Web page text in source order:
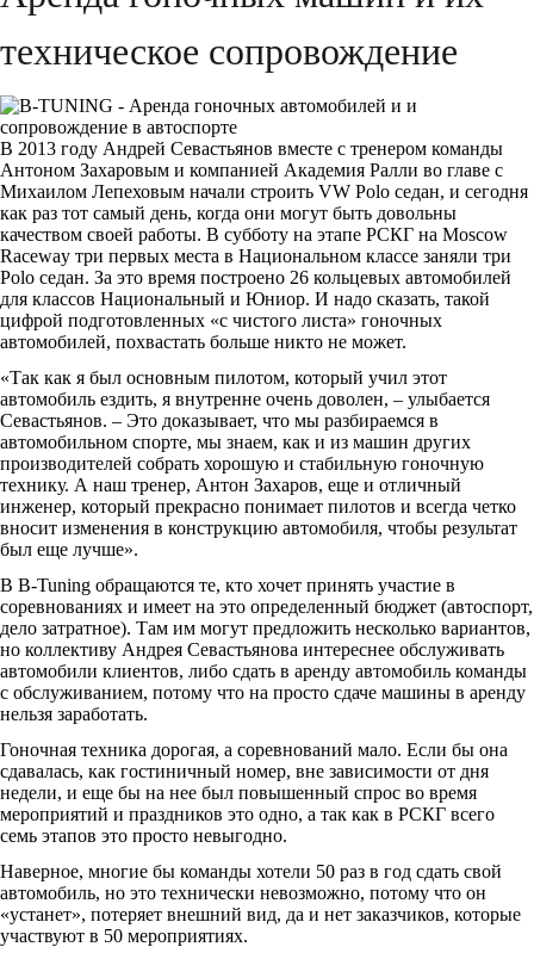
техническое сопровождение
В 2013 году Андрей Севастьянов вместе с тренером команды
Антоном Захаровым и компанией Академия Ралли во главе с
Михаилом Лепеховым начали строить VW Polo седан, и сегодня
как раз тот самый день, когда они могут быть довольны
качеством своей работы. В субботу на этапе РСКГ на Moscow
Raceway три первых места в Национальном классе заняли три
Polo седан. За это время построено 26 кольцевых автомобилей
для классов Национальный и Юниор. И надо сказать, такой
цифрой подготовленных «с чистого листа» гоночных
автомобилей, похвастать больше никто не может.
«Так как я был основным пилотом, который учил этот
автомобиль ездить, я внутренне очень доволен, – улыбается
Севастьянов. – Это доказывает, что мы разбираемся в
автомобильном спорте, мы знаем, как и из машин других
производителей собрать хорошую и стабильную гоночную
технику. А наш тренер, Антон Захаров, еще и отличный
инженер, который прекрасно понимает пилотов и всегда четко
вносит изменения в конструкцию автомобиля, чтобы результат
был еще лучше».
В B-Tuning обращаются те, кто хочет принять участие в
соревнованиях и имеет на это определенный бюджет (автоспорт,
дело затратное). Там им могут предложить несколько вариантов,
но коллективу Андрея Севастьянова интереснее обслуживать
автомобили клиентов, либо сдать в аренду автомобиль команды
с обслуживанием, потому что на просто сдаче машины в аренду
нельзя заработать.
Гоночная техника дорогая, а соревнований мало. Если бы она
сдавалась, как гостиничный номер, вне зависимости от дня
недели, и еще бы на нее был повышенный спрос во время
мероприятий и праздников это одно, а так как в РСКГ всего
семь этапов это просто невыгодно.
Наверное, многие бы команды хотели 50 раз в год сдать свой
автомобиль, но это технически невозможно, потому что он
«устанет», потеряет внешний вид, да и нет заказчиков, которые
участвуют в 50 мероприятиях.